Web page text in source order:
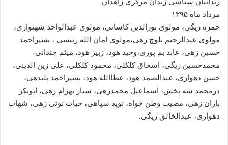
مرداد ماه ۱۳۹۵
حمزه ریگی، مولوی نورالدین کاشانی، مولوی عبدالواحد شهنوازی،
مولوی عبدالرحیم بلوچ زهی،مولوی امان الله رئیسی ، بشیراحمد
حسین زهی، عابد بم پوری،وحید هود، زبیر هود، میثم چندانی،
محمدحسین ریگی، اسحاق کلکلی، محمود کلکلی، علی زین الدینی،
حسن دهواری، عبدالصمد هود، عطاالله هود، بشیراحمد بلیدهی،
درمحمد شه بخش، اسماعیل محمدزهی، ستار بهرام زهی، ابوبکر
باران زهی، مصیب وطن خواه، نوید سپاهی، حیات نوتی زهی، شهاب
دهواری، عبدالخالق ریگی.